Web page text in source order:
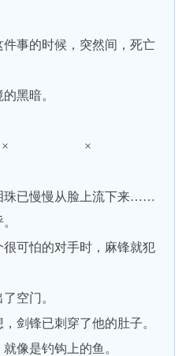
事的时候，突然间，死亡
黑暗。
×
已慢慢从脸上流下来……
可怕的对手时，麻锋就犯
空门。
锋已刺穿了他的肚子。
像是钓钩上的鱼。